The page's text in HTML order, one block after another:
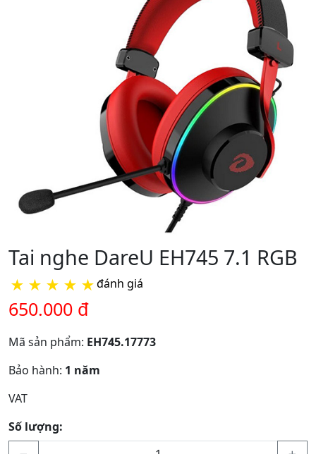
Tai nghe DareU EH745 7.1 RGB
★ ★ ★ ★ ★đánh giá
650.000 đ
Mã sản phẩm: EH745.17773
Bảo hành: 1 năm
VAT
Số lượng: